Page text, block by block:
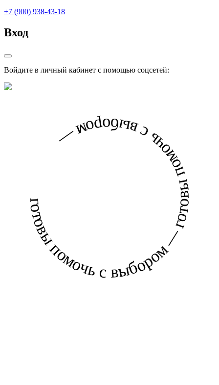
+7 (900) 938-43-18
Вход
Войдите в личный кабинет с помощью соцсетей:
готовы помочь с выбором — готовы помочь с выбором —